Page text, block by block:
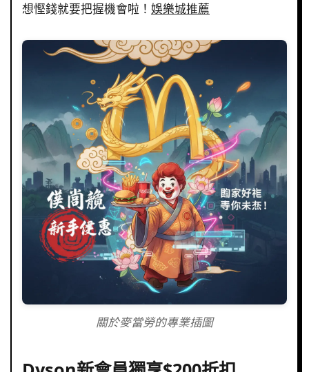
想慳錢就要把握機會啦！ 娛樂城推薦
關於麥當勞的專業插圖